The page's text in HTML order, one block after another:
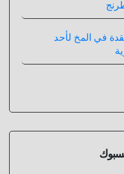
في المخ لأحد